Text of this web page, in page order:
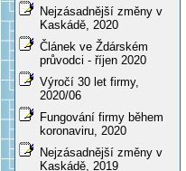
Nejzásadnější změny v
Kaskádě, 2020
Článek ve Ždárském
průvodci - říjen 2020
Výročí 30 let firmy,
2020/06
Fungování firmy během
koronaviru, 2020
Nejzásadnější změny v
Kaskádě, 2019